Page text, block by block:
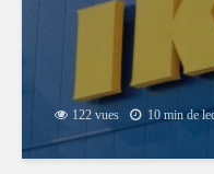
122 vues 10 min de